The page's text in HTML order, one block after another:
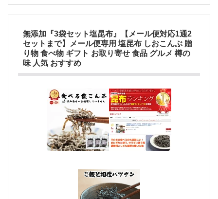
無添加『3袋セット塩昆布』【メール便対応1通2
セットまで】メール便専用 塩昆布 しおこんぶ 贈
り物 食べ物 ギフト お取り寄せ 食品 グルメ 樽の
味 人気 おすすめ